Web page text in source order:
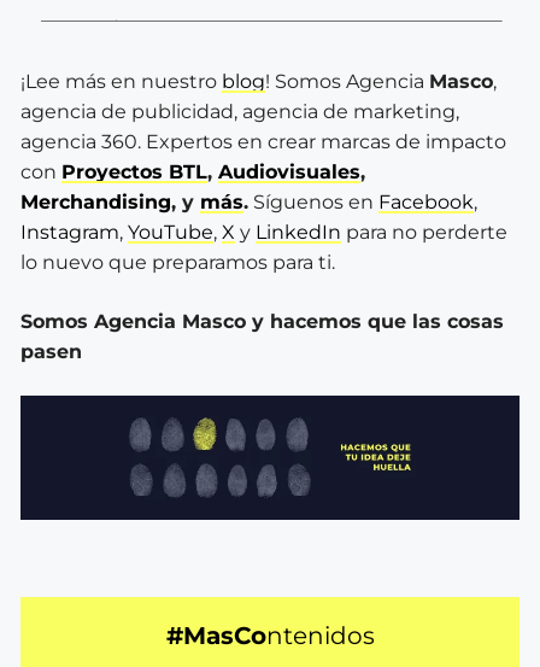
¡Lee más en nuestro blog! Somos Agencia Masco,
agencia de publicidad, agencia de marketing,
agencia 360. Expertos en crear marcas de impacto
con Proyectos BTL, Audiovisuales,
Merchandising, y más. Síguenos en Facebook,
Instagram, YouTube, X y LinkedIn para no perderte
lo nuevo que preparamos para ti.
Somos Agencia Masco y hacemos que las cosas
pasen
#MasContenidos